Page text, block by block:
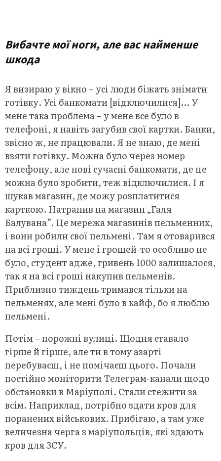
Вибачте мої ноги, але вас найменше
шкода
Я визираю у вікно – усі люди біжать знімати
готівку. Усі банкомати [відключилися]… У
мене така проблема – у мене все було в
телефоні, я навіть загубив свої картки. Банки,
звісно ж, не працювали. Я не знаю, де мені
взяти готівку. Можна було через номер
телефону, але нові сучасні банкомати, де це
можна було зробити, теж відключилися. І я
шукав магазин, де можу розплатитися
карткою. Натрапив на магазин „Галя
Балувана”. Це мережа магазинів пельменних,
і вони робили свої пельмені. Там я отоварився
на всі гроші. У мене і грошей-то особливо не
було, студент адже, гривень 1000 залишалося,
так я на всі гроші накупив пельменів.
Приблизно тиждень тримався тільки на
пельменях, але мені було в кайф, бо я люблю
пельмені.
Потім – порожні вулиці. Щодня ставало
гірше й гірше, але ти в тому азарті
перебуваєш, і не помічаєш цього. Почали
постійно моніторити Телеграм-канали щодо
обстановки в Маріуполі. Стали стежити за
всім. Наприклад, потрібно здати кров для
поранених військових. Прибігаю, а там уже
величезна черга з маріупольців, які здають
кров для ЗСУ.